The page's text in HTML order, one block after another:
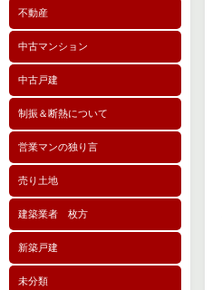
不動産
中古マンション
中古戸建
制振＆断熱について
営業マンの独り言
売り土地
建築業者 枚方
新築戸建
未分類